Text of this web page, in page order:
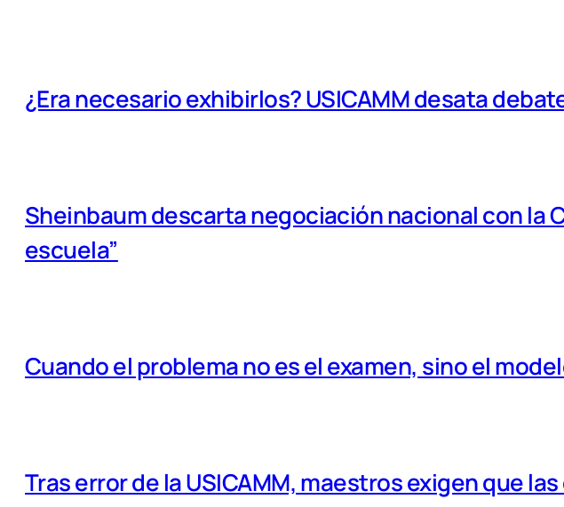
¿Era necesario exhibirlos? USICAMM desata
Sheinbaum descarta negociación nacional con la
escuela”
Cuando el problema no es el examen, sino el
Tras error de la USICAMM, maestros exigen que